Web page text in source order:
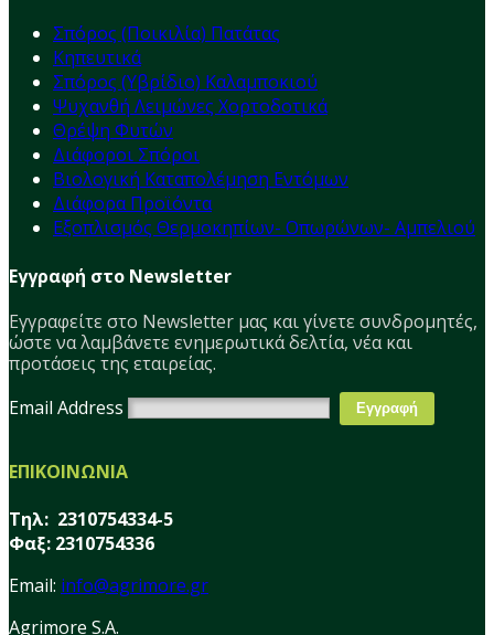
Σπόρος (Ποικιλία) Πατάτας
Κηπευτικά
Σπόρος (Υβρίδιο) Καλαμποκιού
Ψυχανθή Λειμώνες Χορτοδοτικά
Θρέψη Φυτών
Διάφοροι Σπόροι
Βιολογική Καταπολέμηση Εντόμων
Διάφορα Προϊόντα
Εξοπλισμός Θερμοκηπίων- Οπωρώνων- Αμπελιού
Εγγραφή στο Newsletter
Εγγραφείτε στο Νewsletter μας και γίνετε συνδρομητές,
ώστε να λαμβάνετε ενημερωτικά δελτία, νέα και
προτάσεις της εταιρείας.
Email Address
ΕΠΙΚΟΙΝΩΝΙΑ
Τηλ: 2310754334-5
Φαξ: 2310754336
Email: info@agrimore.gr
Agrimore S.A.